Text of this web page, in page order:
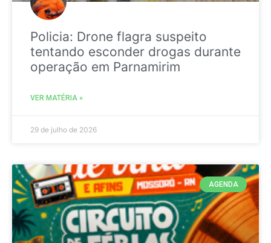
Policia: Drone flagra suspeito
tentando esconder drogas durante
operação em Parnamirim
VER MATÉRIA »
29 de julho de 2026
AGENDA